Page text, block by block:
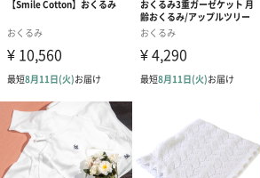
商品オプション情報
紙袋
お渡し用の紙袋です。
商品に合わせたサイズをお届けします。